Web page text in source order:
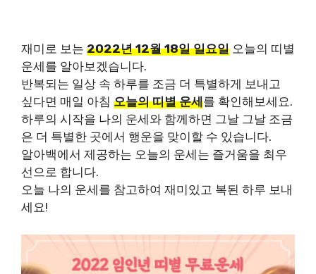
재미로 보는 2022년 12월 18일 일요일 오늘의 띠별
운세를 알아보겠습니다.
반복되는 일상 속 하루를 조금 더 특별하게 보내고
싶다면 매일 아침 오늘의 띠별 운세를 확인해보세요.
하루의 시작을 나의 운세와 함께하면 그날 그날 조금
은 더 특별한 곳에서 행운을 맞이할 수 있습니다.
알아백에서 제공하는 오늘의 운세는 즐거움을 최우
선으로 합니다.
오늘 나의 운세를 참고하여 재미있고 복된 하루 보내
세요!